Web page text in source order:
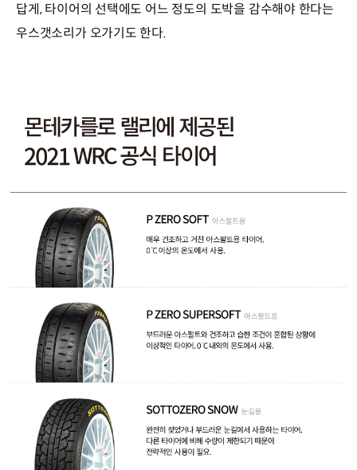
답게, 타이어의 선택에도 어느 정도의 도박을 감수해야 한다는
우스갯소리가 오가기도 한다.